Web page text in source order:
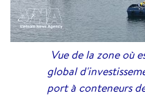
Vue de la zone où
global
port à conteneurs